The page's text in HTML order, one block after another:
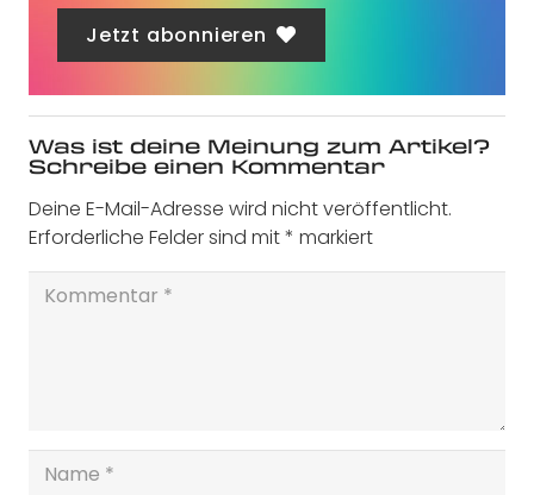
Jetzt abonnieren
Was ist deine Meinung zum Artikel?
Schreibe einen Kommentar
Deine E-Mail-Adresse wird nicht veröffentlicht.
Erforderliche Felder sind mit* markiert